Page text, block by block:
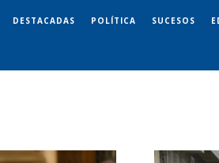
DESTACADAS POLÍTICA SUCESOS